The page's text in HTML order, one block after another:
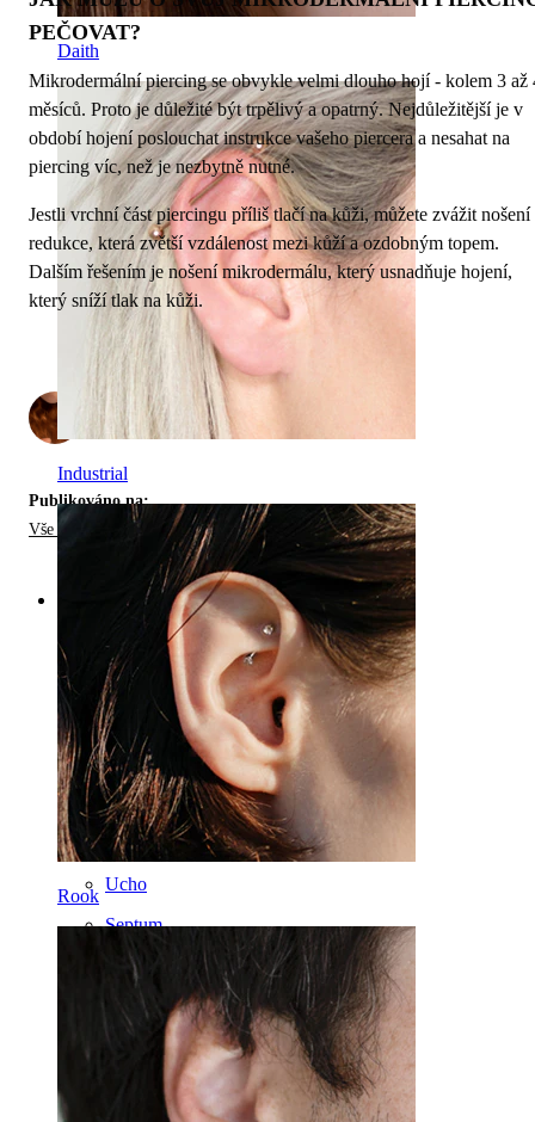
Daith
Industrial
Rook
PEČOVAT?
Mikrodermální piercing se obvykle velmi dlouho hojí - kolem 3 až
měsíců. Proto je důležité být trpělivý a opatrný. Nejdůležitější je v
období hojení poslouchat instrukce vašeho piercera a nesahat na
piercing víc, než je nezbytně nutné.
Jestli vrchní část piercingu příliš tlačí na kůži, můžete zvážit nošení
redukce, která zvětší vzdálenost mezi kůží a ozdobným topem.
Dalším řešením je nošení mikrodermálu, který usnadňuje hojení,
který sníží tlak na kůži.
2
Publikováno na:
Vše o Dermálním Piercingu
Kategorie
Rty
Bradavka
Industrial
Mikrodermál
Helix
Ucho
Septum
14k Zlato
Klipsy
Labreta